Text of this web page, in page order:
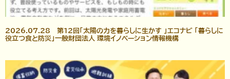
2026.07.28 第12回「太陽の力を暮らしに生かす 」エコナビ 「暮らしに
役立つ食と防災」一般財団法人 環境イノベーション情報機構